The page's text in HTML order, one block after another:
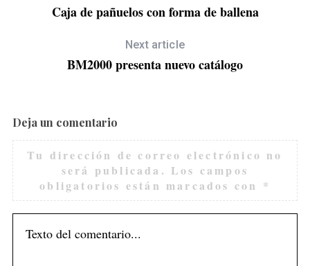
Caja de pañuelos con forma de ballena
Next article
BM2000 presenta nuevo catálogo
Deja un comentario
Tu dirección de correo electrónico no
será publicada. Los campos
obligatorios están marcados con *